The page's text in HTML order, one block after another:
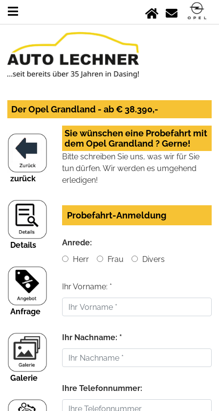
Der Opel Grandland - ab € 38.390,-
zurück
Details
Anfrage
Galerie
Sie wünschen eine Probefahrt mit
dem Opel Grandland ? Gerne!
Bitte schreiben Sie uns, was wir für Sie
tun dürfen. Wir werden es umgehend
erledigen!
Probefahrt-Anmeldung
Anrede:
Herr
Frau Divers
Ihr Vorname: *
Ihr Nachname: *
Ihre Telefonnummer: